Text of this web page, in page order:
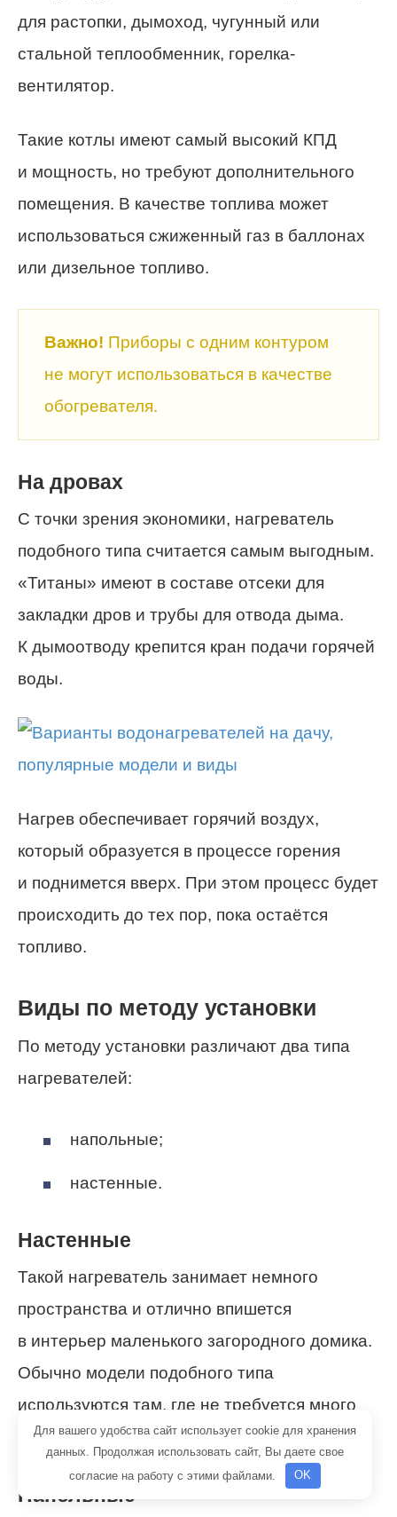
для растопки, дымоход, чугунный или
стальной теплообменник, горелка-
вентилятор.
Такие котлы имеют самый высокий КПД
и мощность, но требуют дополнительного
помещения. В качестве топлива может
использоваться сжиженный газ в баллонах
или дизельное топливо.
Важно! Приборы с одним контуром
не могут использоваться в качестве
обогревателя.
На дровах
С точки зрения экономики, нагреватель
подобного типа считается самым выгодным.
«Титаны» имеют в составе отсеки для
закладки дров и трубы для отвода дыма.
К дымоотводу крепится кран подачи горячей
воды.
Нагрев обеспечивает горячий воздух,
который образуется в процессе горения
и поднимется вверх. При этом процесс будет
происходить до тех пор, пока остаётся
топливо.
Виды по методу установки
По методу установки различают два типа
нагревателей:
напольные;
настенные.
Настенные
Такой нагреватель занимает немного
пространства и отлично впишется
в интерьер маленького загородного домика.
Обычно модели подобного типа
используются там, где не требуется много
воды — на кухне.
Напольные
Для вашего удобства сайт использует cookie для хранения
данных. Продолжая использовать сайт, Вы даете свое
согласие на работу с этими файлами.
OK